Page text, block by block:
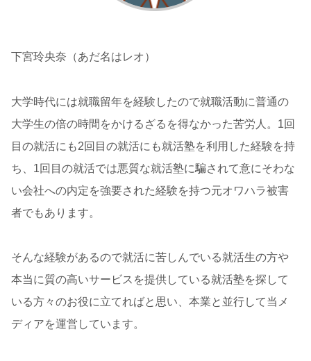
下宮玲央奈（あだ名はレオ）
大学時代には就職留年を経験したので就職活動に普通の
大学生の倍の時間をかけるざるを得なかった苦労人。1回
目の就活にも2回目の就活にも就活塾を利用した経験を持
ち、1回目の就活では悪質な就活塾に騙されて意にそわな
い会社への内定を強要された経験を持つ元オワハラ被害
者でもあります。
そんな経験があるので就活に苦しんでいる就活生の方や
本当に質の高いサービスを提供している就活塾を探して
いる方々のお役に立てればと思い、本業と並行して当メ
ディアを運営しています。